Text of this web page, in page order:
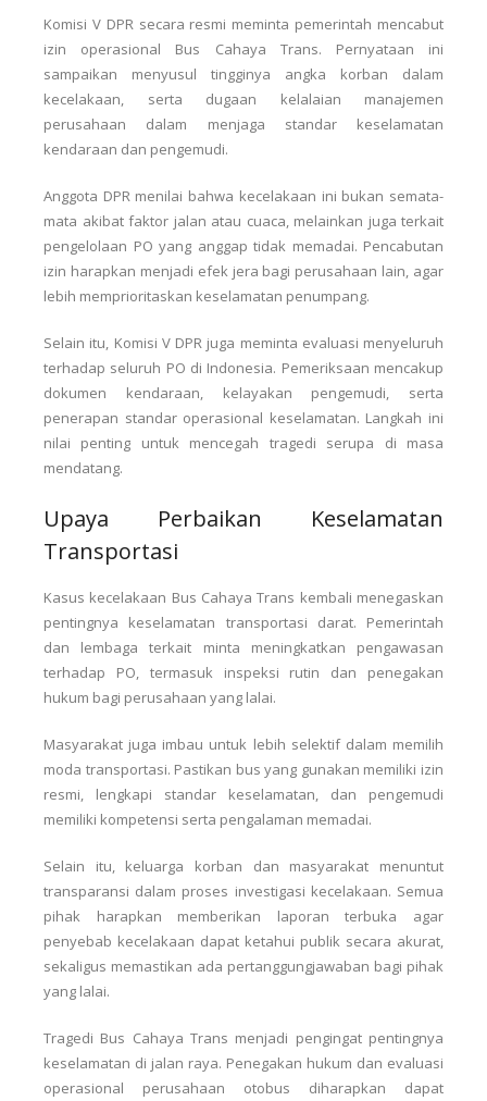
Komisi V DPR secara resmi meminta pemerintah mencabut
izin operasional Bus Cahaya Trans. Pernyataan ini
sampaikan menyusul tingginya angka korban dalam
kecelakaan, serta dugaan kelalaian manajemen
perusahaan dalam menjaga standar keselamatan
kendaraan dan pengemudi.
Anggota DPR menilai bahwa kecelakaan ini bukan semata-
mata akibat faktor jalan atau cuaca, melainkan juga terkait
pengelolaan PO yang anggap tidak memadai. Pencabutan
izin harapkan menjadi efek jera bagi perusahaan lain, agar
lebih memprioritaskan keselamatan penumpang.
Selain itu, Komisi V DPR juga meminta evaluasi menyeluruh
terhadap seluruh PO di Indonesia. Pemeriksaan mencakup
dokumen kendaraan, kelayakan pengemudi, serta
penerapan standar operasional keselamatan. Langkah ini
nilai penting untuk mencegah tragedi serupa di masa
mendatang.
Upaya Perbaikan Keselamatan
Transportasi
Kasus kecelakaan Bus Cahaya Trans kembali menegaskan
pentingnya keselamatan transportasi darat. Pemerintah
dan lembaga terkait minta meningkatkan pengawasan
terhadap PO, termasuk inspeksi rutin dan penegakan
hukum bagi perusahaan yang lalai.
Masyarakat juga imbau untuk lebih selektif dalam memilih
moda transportasi. Pastikan bus yang gunakan memiliki izin
resmi, lengkapi standar keselamatan, dan pengemudi
memiliki kompetensi serta pengalaman memadai.
Selain itu, keluarga korban dan masyarakat menuntut
transparansi dalam proses investigasi kecelakaan. Semua
pihak harapkan memberikan laporan terbuka agar
penyebab kecelakaan dapat ketahui publik secara akurat,
sekaligus memastikan ada pertanggungjawaban bagi pihak
yang lalai.
Tragedi Bus Cahaya Trans menjadi pengingat pentingnya
keselamatan di jalan raya. Penegakan hukum dan evaluasi
operasional perusahaan otobus diharapkan dapat